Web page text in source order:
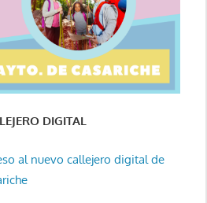
DIGITAL
al nuevo callejero digital de